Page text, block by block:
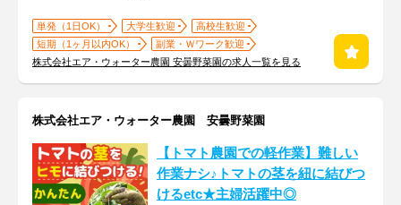
単発（1日OK） 大学生歓迎
高校生歓迎
短期（1ヶ月以内OK）
副業・Ｗワーク歓迎
株式会社エア・ウォーター農園 安曇野菜園の求人一覧を見る
株式会社エア・ウォーター農園 安曇野菜園
【トマト農園での軽作業】難しい
作業ナシ♪トマトの茎を紐に結びつ
けるetc★主婦活躍中◎